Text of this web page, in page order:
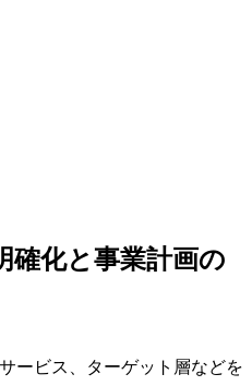
確化と事業計画の
ービス、ターゲット層などを